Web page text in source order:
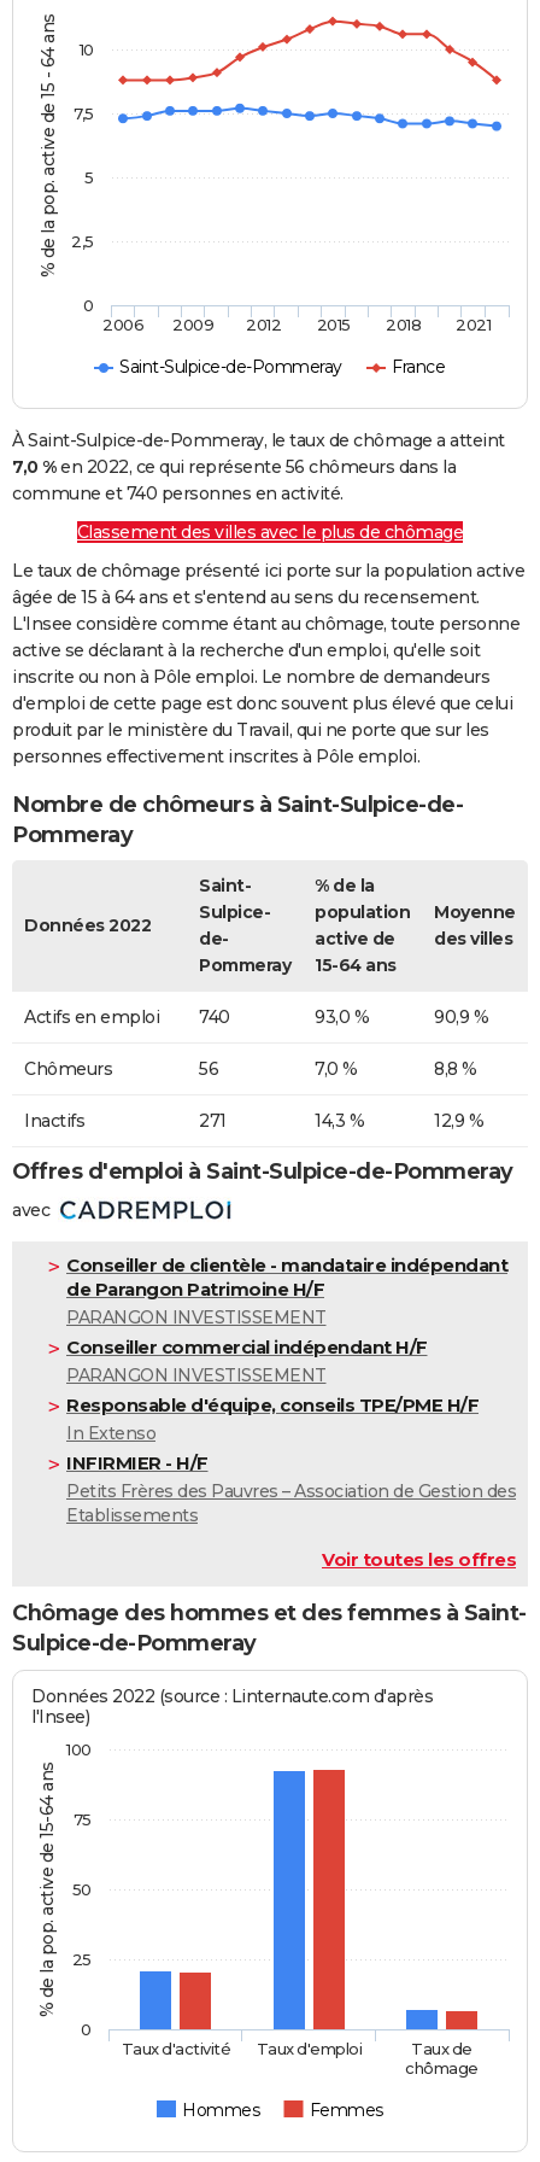
% de la pop. active de 15 - 64 ans
Saint-Sulpice-de-Pommeray France
2006 2009 2012 2015 2018 2021
0
2,5
5
7,5
10
À Saint-Sulpice-de-Pommeray, le taux de chômage a atteint
7,0 %en 2022, ce qui représente 56 chômeurs dans la
commune et 740 personnes en activité.
Classement des villes avec le plus de chômage
Le taux de chômage présenté ici porte sur la population active
âgée de 15 à 64 ans et s'entend au sens du recensement.
L'Insee considère comme étant au chômage, toute personne
active se déclarant à la recherche d'un emploi, qu'elle soit
inscrite ou non à Pôle emploi. Le nombre de demandeurs
d'emploi de cette page est donc souvent plus élevé que celui
produit par le ministère du Travail, qui ne porte que sur les
personnes effectivement inscrites à Pôle emploi.
Nombre de chômeurs à Saint-Sulpice-de-
Pommeray
Données 2022
Saint-
Sulpice-
de-
Pommeray
% de la
population
active de
15-64 ans
Moyenne
des villes
Actifs en emploi 740 93,0 % 90,9 %
Chômeurs 56 7,0 % 8,8 %
Inactifs 271 14,3 % 12,9 %
Offres d'emploi à Saint-Sulpice-de-Pommeray
avec
Conseiller de clientèle - mandataire indépendant
de Parangon Patrimoine H/F
PARANGON INVESTISSEMENT
Conseiller commercial indépendant H/F
PARANGON INVESTISSEMENT
Responsable d'équipe, conseils TPE/PME H/F
In Extenso
INFIRMIER - H/F
Petits Frères des Pauvres – Association de Gestion des
Etablissements
Voir toutes les offres
Chômage des hommes et des femmes à Saint-
Sulpice-de-Pommeray
% de la pop. active de 15-64 ans
Données 2022 (source : Linternaute.com d'après
l'Insee)
Hommes Femmes
Taux d'activité Taux d'emploi
Taux de
chômage
0
25
50
75
100